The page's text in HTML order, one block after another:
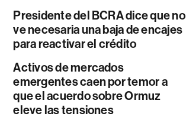
Presidente del BCRA dice que no
ve necesaria una baja de encajes
para reactivar el crédito
Activos de mercados
emergentes caen por temor a
que el acuerdo sobre Ormuz
eleve las tensiones